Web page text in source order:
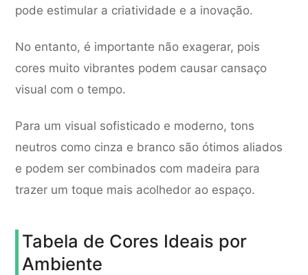
pode estimular a criatividade e a inovação.
No entanto, é importante não exagerar, pois
cores muito vibrantes podem causar cansaço
visual com o tempo.
Para um visual sofisticado e moderno, tons
neutros como cinza e branco são ótimos aliados
e podem ser combinados com madeira para
trazer um toque mais acolhedor ao espaço.
Tabela de Cores Ideais por
Ambiente